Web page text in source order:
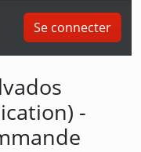
Se connecter
-